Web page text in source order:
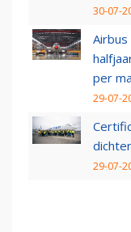
30-07-
per
29-07-
29-07-